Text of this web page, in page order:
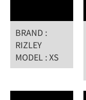
BRAND :
RIZLEY
MODEL : XS